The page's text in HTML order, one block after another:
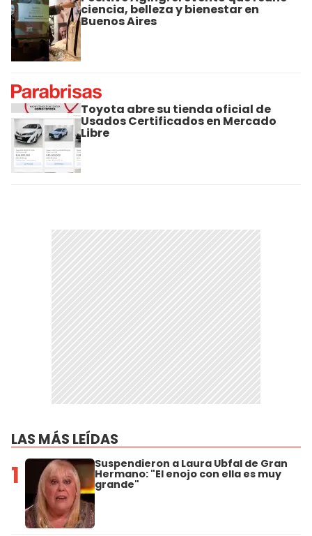
ciencia, belleza y bienestar en
Buenos Aires
Toyota abre su tienda oficial de
Usados Certificados en Mercado
Libre
LAS MÁS LEÍDAS
1 Suspendieron a Laura Ubfal de Gran
Hermano: "El enojo con ella es muy
grande"